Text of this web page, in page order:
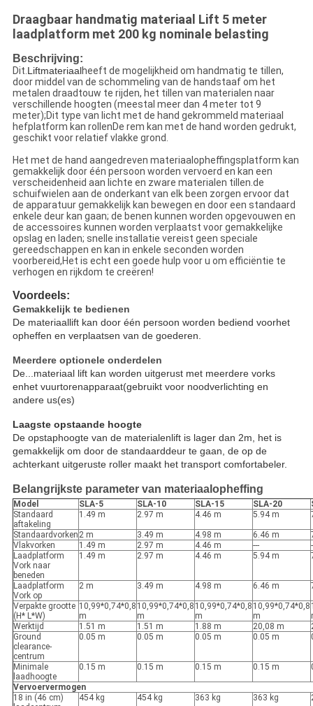
Draagbaar handmatig materiaal Lift 5 meter
laadplatform met 200 kg nominale belasting
Beschrijving:
Dit.Liftmateriaalheeft de mogelijkheid om handmatig te tillen,
door middel van de schommeling van de handstaaf om het
metalen draadtouw te rijden, het tillen van materialen naar
verschillende hoogten (meestal meer dan 4 meter tot 9
meter);Dit type van licht met de hand gekrommeld materiaal
hefplatform kan rollenDe rem kan met de hand worden gedrukt,
geschikt voor relatief vlakke grond.
Het met de hand aangedreven materiaalopheffingsplatform kan
gemakkelijk door één persoon worden vervoerd en kan een
verscheidenheid aan lichte en zware materialen tillen.de
schuifwielen aan de onderkant van elk been zorgen ervoor dat
de apparatuur gemakkelijk kan bewegen en door een standaard
enkele deur kan gaan; de benen kunnen worden opgevouwen en
de accessoires kunnen worden verplaatst voor gemakkelijke
opslag en laden; snelle installatie vereist geen speciale
gereedschappen en kan in enkele seconden worden
voorbereid,Het is echt een goede hulp voor u om efficiëntie te
verhogen en rijkdom te creëren!
Voordeel s:
Gemakkelijk te bedienen
De materiaallift kan door één persoon worden bediend voorhet
opheffen en verplaatsen van de goederen.
Meerdere optionele onderdelen
De...materiaal lift kan worden uitgerust met meerdere vorks
enhet vuurtorenapparaat(gebruikt voor noodverlichting en
andere us(es)
Laagste opstaande hoogte
De opstaphoogte van de materialenlift is lager dan 2m, het is
gemakkelijk om door de standaarddeur te gaan, de op de
achterkant uitgeruste roller maakt het transport comfortabeler.
Belangrijkste parameter van materiaalopheffing
Model SLA-5 SLA-10 SLA-15 SLA-20
Standaard
aftakeling
1.49 m 2.97 m 4.46 m 5.94 m
Standaardvorken 2 m 3.49 m 4.98 m 6.46 m
Vlakvorken
1.49 m 2.97 m 4.46 m ---
Laadplatform
Vork naar
beneden
1.49 m 2.97 m 4.46 m 5.94 m
Laadplatform
Vork op
2 m 3.49 m 4.98 m 6.46 m
Verpakte grootte
(H* L*W)
10,99*0,74*0,8
m
10,99*0,74*0,8
m
10,99*0,74*0,8
m
10,99*0,74*0,8
m
Werktijd
1.51 m 1.51 m 1.88 m 20,08 m
Ground
clearance-
centrum
0.05 m 0.05 m 0.05 m 0.05 m
Minimale
laadhoogte
0.15 m 0.15 m 0.15 m 0.15 m
Vervoervermogen
18 in (46 cm)
454 kg 454 kg 363 kg 363 kg